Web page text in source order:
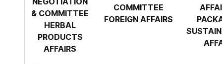
& COMMITTEE
HERBAL
PRODUCTS
AFFAIRS
COMMITTEE
FOREIGN AFFAIRS